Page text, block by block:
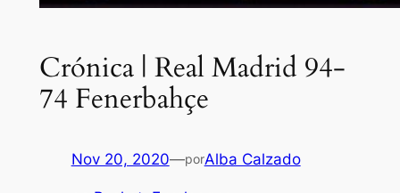
Crónica | Real Madrid 94-
74 Fenerbahçe
Nov 20, 2020—porAlba Calzado